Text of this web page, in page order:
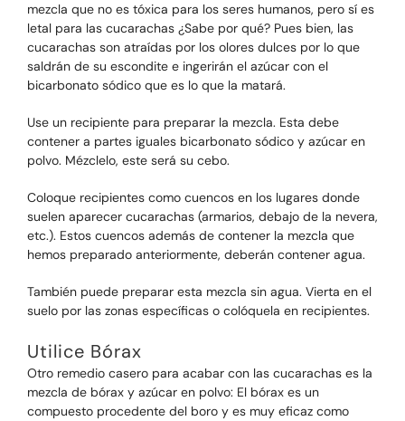
mezcla que no es tóxica para los seres humanos, pero sí es
letal para las cucarachas ¿Sabe por qué? Pues bien, las
cucarachas son atraídas por los olores dulces por lo que
saldrán de su escondite e ingerirán el azúcar con el
bicarbonato sódico que es lo que la matará.
Use un recipiente para preparar la mezcla. Esta debe
contener a partes iguales bicarbonato sódico y azúcar en
polvo. Mézclelo, este será su cebo.
Coloque recipientes como cuencos en los lugares donde
suelen aparecer cucarachas (armarios, debajo de la nevera,
etc.). Estos cuencos además de contener la mezcla que
hemos preparado anteriormente, deberán contener agua.
También puede preparar esta mezcla sin agua. Vierta en el
suelo por las zonas específicas o colóquela en recipientes.
Utilice Bórax
Otro remedio casero para acabar con las cucarachas es la
mezcla de bórax y azúcar en polvo: El bórax es un
compuesto procedente del boro y es muy eficaz como